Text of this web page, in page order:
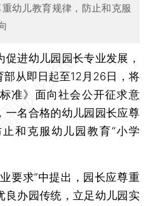
幼儿教育规律，防止和克服
进幼儿园园长专业发展，
部从即日起至12月26日，将
准》面向社会公开征求意
一名合格的幼儿园园长应尊
和克服幼儿园教育“小学
求”中提出，园长应尊重
良办园传统，立足幼儿园实